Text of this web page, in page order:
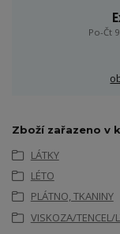
Po-Čt
Zboží zařazeno v
LÁTKY
LÉTO
PLÁTNO, TKANINY
VISKOZA/TENCEL/